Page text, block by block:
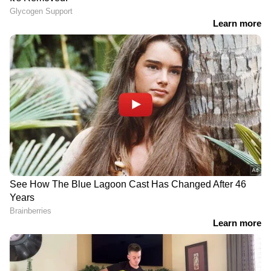
പ്രതീകമായി സിജെപിയുടെ ജന്തർമന്തറിലെ
പ്രതിഷേധം മാറിയിരിക്കുകയാണ്.
പ്രതിഷേധക്കാർക്ക് നേരെ പ്രകോപനം
ഉണ്ടായാൽ അത് നിലവിലെ പ്രതിഷേധത്തിന്
കൂടുതൽ ഊർജ്ജമാകുമെന്ന് കണ്ടാണ്
പൊലീസും പ്രതിഷേധക്കാരെ തടയുന്നതിൽ
നിന്ന് പിൻമാറിയത്.
DOWNLOAD APP
RECOMMENDED STORIES